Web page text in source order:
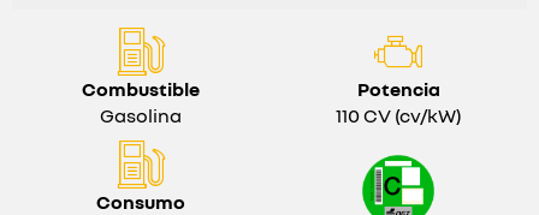
Combustible
Gasolina
Potencia
110 CV (cv/kW)
Consumo